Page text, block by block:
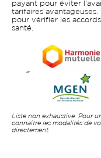
payant pour éviter
tarifaires
pour vérifier les
santé.
Liste non exhaustive. Pour
connaître les modalités de
directement.